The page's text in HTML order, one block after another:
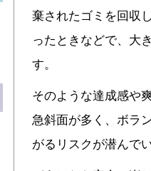
棄されたゴミを回収
ったときなどで、大
す。
そのような達成感や
急斜面が多く、ボラ
がるリスクが潜んで